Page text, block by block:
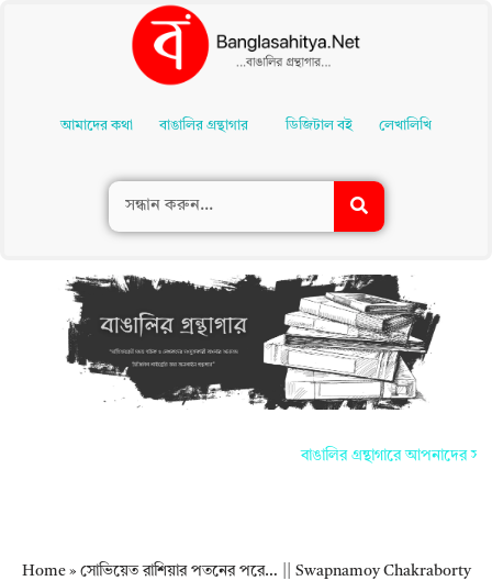
Contentআমাদের কথা বাঙালির গ্রন্থাগার ডিজিটাল বই লেখালিখি
বাঙালির গ্রন্থাগারে আপনাদের সকলকে
Home» সোভিয়েত রাশিয়ার পতনের পরে… || Swapnamoy Chakraborty